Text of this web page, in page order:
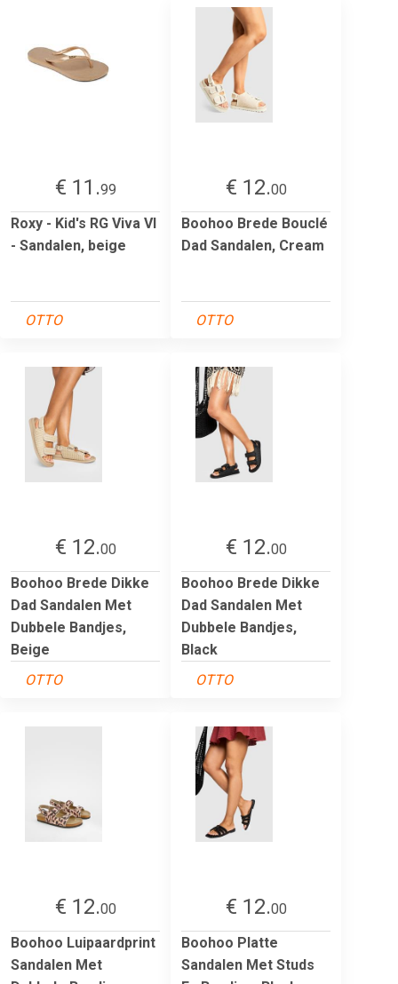
€ 11.99
Roxy - Kid's RG Viva VI
- Sandalen, beige
OTTO
€ 12.00
Boohoo Brede Bouclé
Dad Sandalen, Cream
OTTO
€ 12.00
Boohoo Brede Dikke
Dad Sandalen Met
Dubbele Bandjes,
Beige
OTTO
€ 12.00
Boohoo Brede Dikke
Dad Sandalen Met
Dubbele Bandjes,
Black
OTTO
€ 12.00
Boohoo Luipaardprint
Sandalen Met
€ 12.00
Boohoo Platte
Sandalen Met Studs